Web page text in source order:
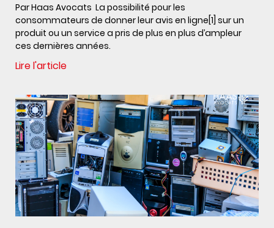
Par Haas Avocats La possibilité pour les
consommateurs de donner leur avis en ligne[1] sur un
produit ou un service a pris de plus en plus d’ampleur
ces dernières années.
Lire l'article